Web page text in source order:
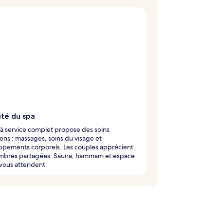
du spa
service complet propose des soins
: massages, soins du visage et
corporels. Les couples apprécient
partagées. Sauna, hammam et espace
attendent.